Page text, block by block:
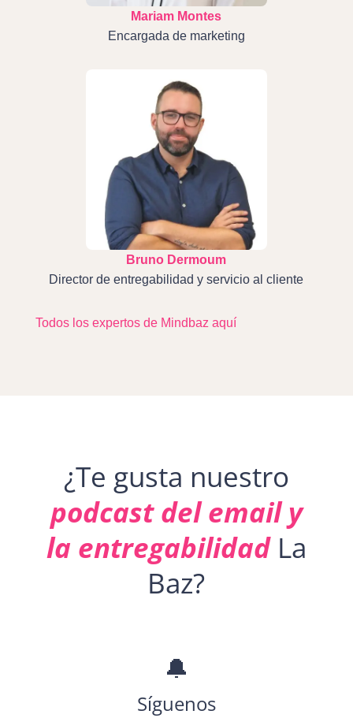
Mariam Montes
Encargada de marketing
Bruno Dermoum
Director de entregabilidad y servicio al cliente
Todos los expertos de Mindbaz aquí
¿Te gusta nuestro
podcast del email y
la entregabilidad La
Baz?
🔔
Síguenos